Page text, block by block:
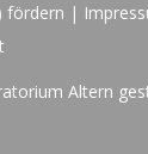
fördern |
Altern